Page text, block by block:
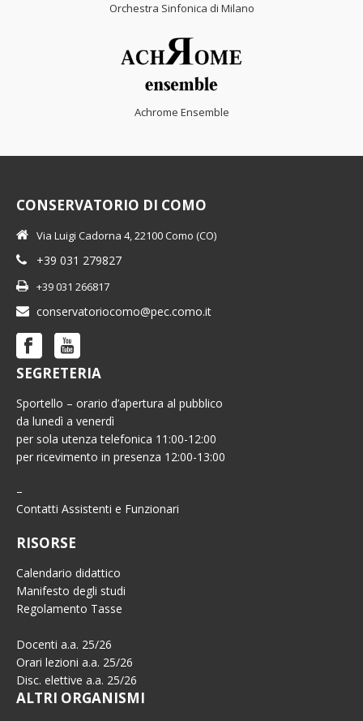
Orchestra Sinfonica di Milano
Achrome Ensemble
CONSERVATORIO DI COMO
Via Luigi Cadorna 4, 22100 Como (CO)
+39 031 279827
+39 031 266817
conservatoriocomo@pec.como.it
SEGRETERIA
Sportello – orario d’apertura al pubblico
da lunedì a venerdì
per sola utenza telefonica 11:00-12:00
per ricevimento in presenza 12:00-13:00
–
Contatti Assistenti e Funzionari
RISORSE
Calendario didattico
Manifesto degli studi
Regolamento Tasse
Docenti a.a. 25/26
Orari lezioni a.a. 25/26
Disc. elettive a.a. 25/26
ALTRI ORGANISMI